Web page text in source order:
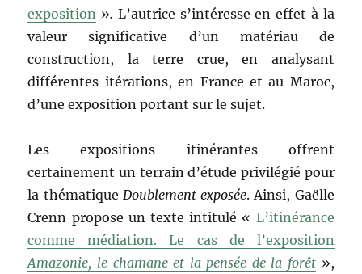
exposition ». L’autrice s’intéresse en effet à la
valeur significative d’un matériau de
construction, la terre crue, en analysant
différentes itérations, en France et au Maroc,
d’une exposition portant sur le sujet.
Les expositions itinérantes offrent
certainement un terrain d’étude privilégié pour
la thématique Doublement exposée. Ainsi, Gaëlle
Crenn propose un texte intitulé « L’itinérance
comme médiation. Le cas de l’exposition
Amazonie, le chamane et la pensée de la forêt»,